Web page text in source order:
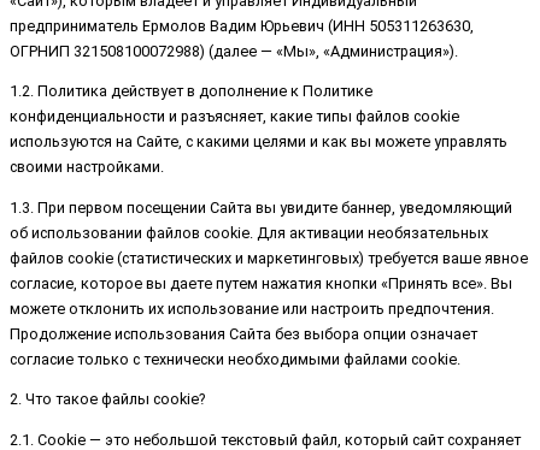
предприниматель Ермолов Вадим Юрьевич (ИНН 505311263630,
ОГРНИП 321508100072988) (далее — «Мы», «Администрация»).
1.2. Политика действует в дополнение к Политике
конфиденциальности и разъясняет, какие типы файлов cookie
используются на Сайте, с какими целями и как вы можете управлять
своими настройками.
1.3. При первом посещении Сайта вы увидите баннер, уведомляющий
об использовании файлов cookie. Для активации необязательных
файлов cookie (статистических и маркетинговых) требуется ваше явное
согласие, которое вы даете путем нажатия кнопки «Принять все». Вы
можете отклонить их использование или настроить предпочтения.
Продолжение использования Сайта без выбора опции означает
согласие только с технически необходимыми файлами cookie.
2. Что такое файлы cookie?
2.1. Cookie — это небольшой текстовый файл, который сайт сохраняет